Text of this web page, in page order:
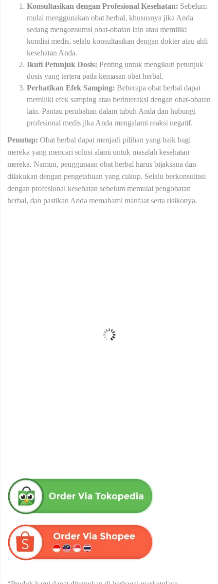
Konsultasikan dengan Profesional Kesehatan: Sebelum
mulai menggunakan obat herbal, khususnya jika Anda
sedang mengonsumsi obat-obatan lain atau memiliki
kondisi medis, selalu konsultasikan dengan dokter atau ahli
kesehatan Anda.
Ikuti Petunjuk Dosis: Penting untuk mengikuti petunjuk
dosis yang tertera pada kemasan obat herbal.
Perhatikan Efek Samping: Beberapa obat herbal dapat
memiliki efek samping atau berinteraksi dengan obat-obatan
lain. Pantau perubahan dalam tubuh Anda dan hubungi
profesional medis jika Anda mengalami reaksi negatif.
Penutup: Obat herbal dapat menjadi pilihan yang baik bagi
mereka yang mencari solusi alami untuk masalah kesehatan
mereka. Namun, penggunaan obat herbal harus bijaksana dan
dilakukan dengan pengetahuan yang cukup. Selalu berkonsultasi
dengan profesional kesehatan sebelum memulai pengobatan
herbal, dan pastikan Anda memahami manfaat serta risikonya.